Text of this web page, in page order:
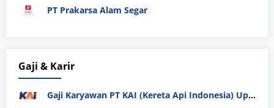
PT Prakarsa Alam Segar
Gaji & Karir
Gaji Karyawan PT KAI (Kereta Api Indonesia) Update 2025